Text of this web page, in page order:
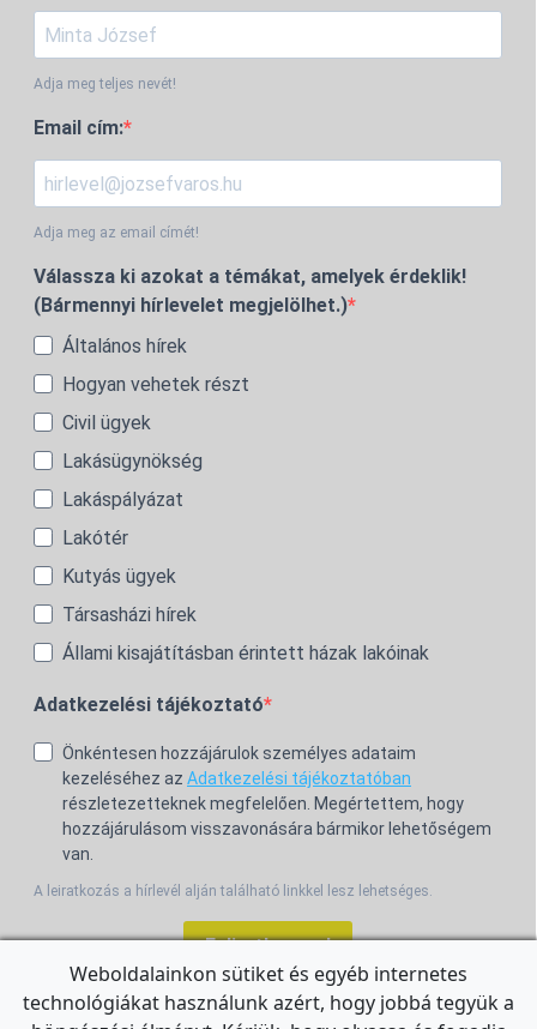
Adja meg teljes nevét!
Email cím:
Adja meg az email címét!
Válassza ki azokat a témákat, amelyek érdeklik!
(Bármennyi hírlevelet megjelölhet.)
Általános hírek
Hogyan vehetek részt
Civil ügyek
Lakásügynökség
Lakáspályázat
Lakótér
Kutyás ügyek
Társasházi hírek
Állami kisajátításban érintett házak lakóinak
Adatkezelési tájékoztató
Önkéntesen hozzájárulok személyes adataim
kezeléséhez az Adatkezelési tájékoztatóban
részletezetteknek megfelelően. Megértettem, hogy
hozzájárulásom visszavonására bármikor lehetőségem
van.
A leiratkozás a hírlevél alján található linkkel lesz lehetséges.
Feliratkozom!
Weboldalainkon sütiket és egyéb internetes
technológiákat használunk azért, hogy jobbá tegyük a